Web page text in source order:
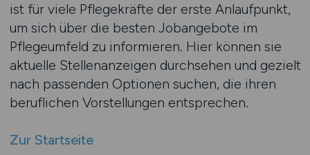
ist für viele Pflegekräfte der erste Anlaufpunkt,
um sich über die besten Jobangebote im
Pflegeumfeld zu informieren. Hier können sie
aktuelle Stellenanzeigen durchsehen und gezielt
nach passenden Optionen suchen, die ihren
beruflichen Vorstellungen entsprechen.
Zur Startseite